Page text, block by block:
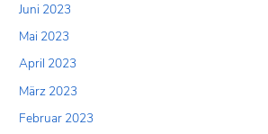
Juni 2023
Mai 2023
April 2023
März 2023
Februar 2023